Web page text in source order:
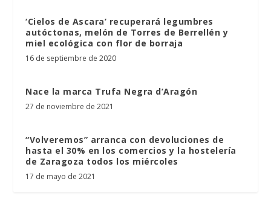
‘Cielos de Ascara’ recuperará legumbres
autóctonas, melón de Torres de Berrellén y
miel ecológica con flor de borraja
16 de septiembre de 2020
Nace la marca Trufa Negra d’Aragón
27 de noviembre de 2021
“Volveremos” arranca con devoluciones de
hasta el 30% en los comercios y la hostelería
de Zaragoza todos los miércoles
17 de mayo de 2021